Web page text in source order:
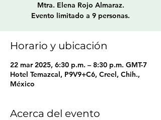
Mtra. Elena Rojo Almaraz.
Evento limitado a 9 personas.
Horario y ubicación
22 mar 2025, 6:30 p.m. – 8:30 p.m. GMT-7
Hotel Temazcal, P9V9+C6, Creel, Chih.,
México
Acerca del evento